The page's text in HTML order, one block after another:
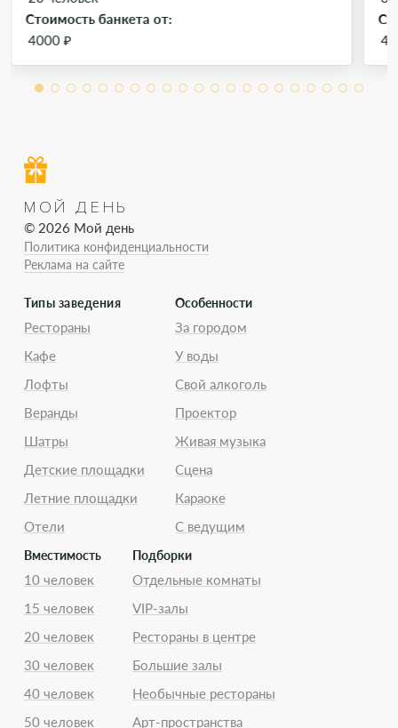
Стоимость банкета от:
4000 ₽
МОЙ ДЕНЬ
© 2026 Мой день
Политика конфиденциальности
Реклама на сайте
Типы заведения
Рестораны
Кафе
Лофты
Веранды
Шатры
Детские площадки
Летние площадки
Отели
Особенности
За городом
У воды
Свой алкоголь
Проектор
Живая музыка
Сцена
Караоке
С ведущим
Вместимость
10 человек
15 человек
20 человек
30 человек
40 человек
50 человек
Подборки
Отдельные комнаты
VIP-залы
Рестораны в центре
Большие залы
Необычные рестораны
Арт-пространства